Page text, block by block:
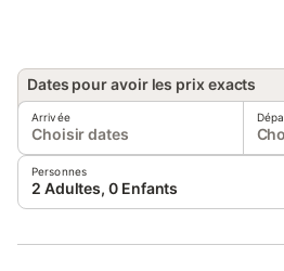
Dates pour avoir les prix exacts
Arrivée
Choisir dates
Personnes
2 Adultes, 0 Enfants